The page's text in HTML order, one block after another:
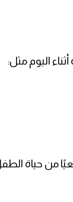
اليوم مثل:
من حياة